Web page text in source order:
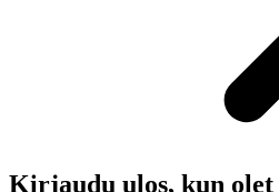
Kirjaudu ulos, kun